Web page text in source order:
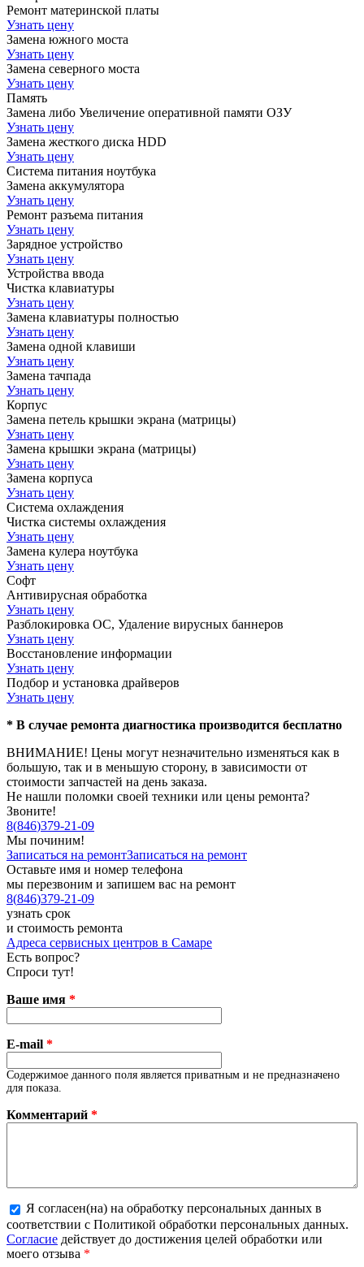
Ремонт материнской платы
Узнать цену
Замена южного моста
Узнать цену
Замена северного моста
Узнать цену
Память
Замена либо Увеличение оперативной памяти ОЗУ
Узнать цену
Замена жесткого диска HDD
Узнать цену
Система питания ноутбука
Замена аккумулятора
Узнать цену
Ремонт разъема питания
Узнать цену
Зарядное устройство
Узнать цену
Устройства ввода
Чистка клавиатуры
Узнать цену
Замена клавиатуры полностью
Узнать цену
Замена одной клавиши
Узнать цену
Замена тачпада
Узнать цену
Корпус
Замена петель крышки экрана (матрицы)
Узнать цену
Замена крышки экрана (матрицы)
Узнать цену
Замена корпуса
Узнать цену
Система охлаждения
Чистка системы охлаждения
Узнать цену
Замена кулера ноутбука
Узнать цену
Софт
Антивирусная обработка
Узнать цену
Разблокировка ОС, Удаление вирусных баннеров
Узнать цену
Восстановление информации
Узнать цену
Подбор и установка драйверов
Узнать цену
* В случае ремонта диагностика производится бесплатно
ВНИМАНИЕ! Цены могут незначительно изменяться как в
большую, так и в меньшую сторону, в зависимости от
стоимости запчастей на день заказа.
Не нашли поломки своей техники или цены ремонта?
Звоните!
8(846)379-21-09
Мы починим!
Записаться на ремонтЗаписаться на ремонт
Оставьте имя и номер телефона
мы перезвоним и запишем вас на ремонт
8(846)379-21-09
узнать срок
и стоимость ремонта
Адреса сервисных центров в Самаре
Есть вопрос?
Спроси тут!
Ваше имя *
E-mail *
Содержимое данного поля является приватным и не предназначено
для показа.
Комментарий *
Более подробная информация о текстовых форматах
Я согласен(на) на обработку персональных данных в
соответствии с Политикой обработки персональных данных.
Согласие действует до достижения целей обработки или
моего отзыва *